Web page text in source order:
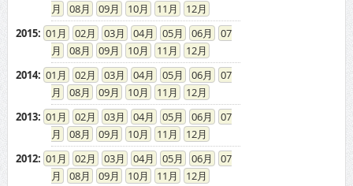
08
09 10 11
12
2015: 01 02 03 04 05 06
07
08
09 10 11
12
2014: 01 02 03 04 05 06
07
08
09 10 11
12
2013: 01 02 03 04 05 06
07
08
09 10 11
12
2012: 01 02 03 04 05 06
07
08
09 10 11
12